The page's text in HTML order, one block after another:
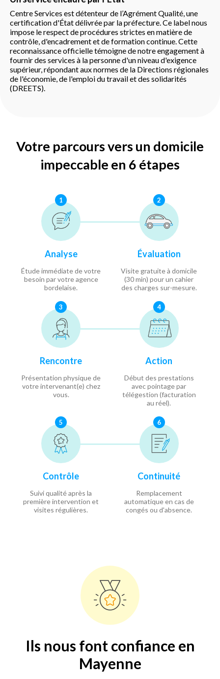
Centre Services est détenteur de l’Agrément Qualité, une
certification d'État délivrée par la préfecture. Ce label nous
impose le respect de procédures strictes en matière de
contrôle, d'encadrement et de formation continue. Cette
reconnaissance officielle témoigne de notre engagement à
fournir des services à la personne d'un niveau d'exigence
supérieur, répondant aux normes de la Directions régionales
de l'économie, de l'emploi du travail et des solidarités
(DREETS).
Votre parcours vers un domicile
impeccable en 6 étapes
1
Analyse
Étude immédiate de votre
besoin par votre agence
bordelaise.
2
Évaluation
Visite gratuite à domicile
(30 min) pour un cahier
des charges sur-mesure.
3
Rencontre
Présentation physique de
votre intervenant(e) chez
vous.
4
Action
Début des prestations
avec pointage par
télégestion (facturation
au réel).
5
Contrôle
Suivi qualité après la
première intervention et
visites régulières.
6
Continuité
Remplacement
automatique en cas de
congés ou d'absence.
Ils nous font confiance en
Mayenne